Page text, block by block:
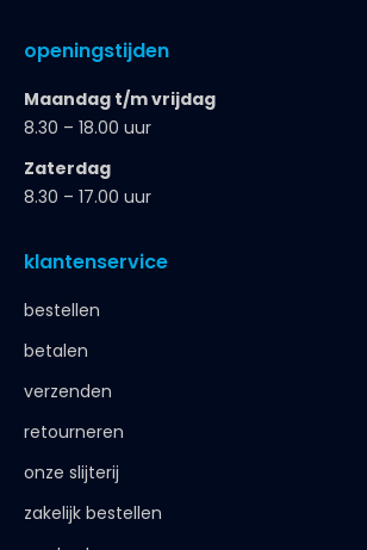
openingstijden
Maandag t/m vrijdag
8.30 – 18.00 uur
Zaterdag
8.30 – 17.00 uur
klantenservice
bestellen
betalen
verzenden
retourneren
onze slijterij
zakelijk bestellen